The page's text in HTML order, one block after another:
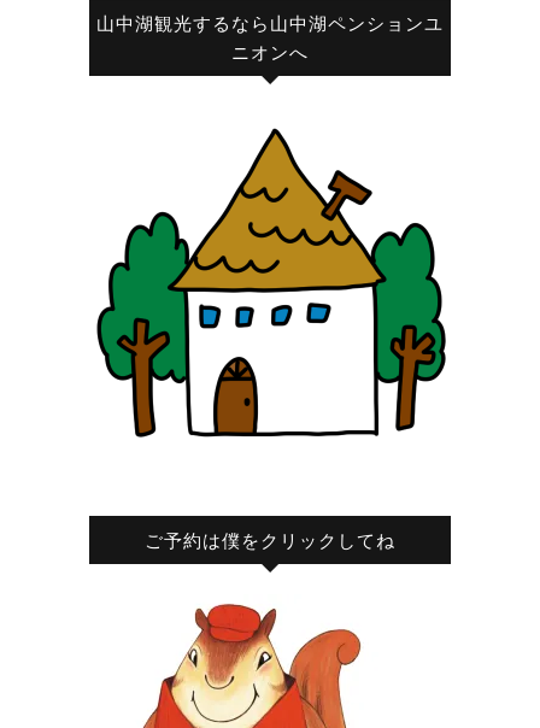
山中湖観光するなら山中湖ペンションユ
ニオンへ
ご予約は僕をクリックしてね